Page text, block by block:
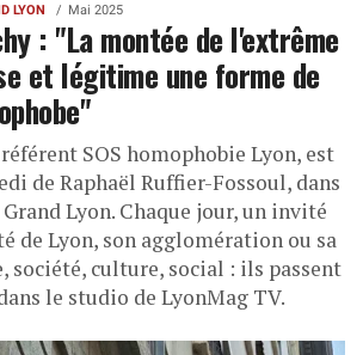
LYON Mai 2025
: "La montée de l'extrême
et légitime une forme de
SOS homophobie Lyon, est
de Raphaël Ruffier-Fossoul, dans
Lyon. Chaque jour, un invité
de Lyon, son agglomération ou sa
société, culture, social : ils passent
le studio de LyonMag TV.